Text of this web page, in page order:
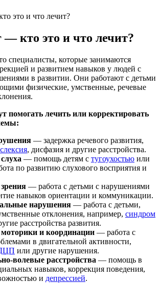
это и что лечит?
— кто это и что лечит?
специалисты, которые занимаются
и развитием навыков у людей с
в развитии. Они работают с детьми
физические, умственные, речевые
помогать лечить или корректировать
— задержка речевого развития,
, дисфазия и другие расстройства.
— помощь детям с тугоухостью или
по развитию слухового восприятия и
— работа с детьми с нарушениями
навыков ориентации и коммуникации.
нарушения — работа с детьми,
отклонения, например, синдром
расстройства развития.
и координации — работа с
в двигательной активности,
или другие нарушения.
волевые расстройства — помощь в
навыков, коррекция поведения,
и депрессией.